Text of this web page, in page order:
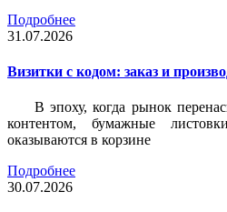
Подробнее
31.07.2026
Визитки c кодом: заказ и
В эпоху, когда рынок
контентом, бумажные
оказываются в корзине
Подробнее
30.07.2026